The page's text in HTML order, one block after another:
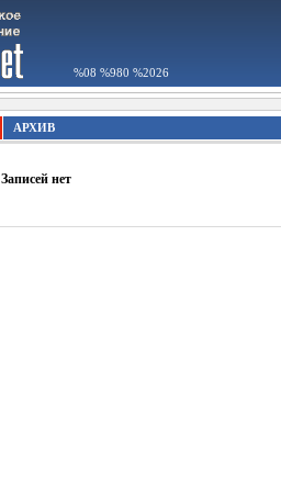
%08 %980 %2026
АРХИВ
Записей нет